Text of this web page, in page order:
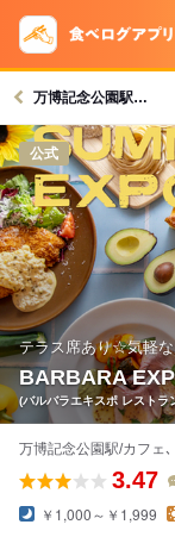
万博記念公園駅グルメへ
公式
テラス席あり☆気軽
BARBARA
(バルバラエキスポ レストラ
万博記念公園駅/カフェ
3.47
￥1,000～￥1,999
戻る